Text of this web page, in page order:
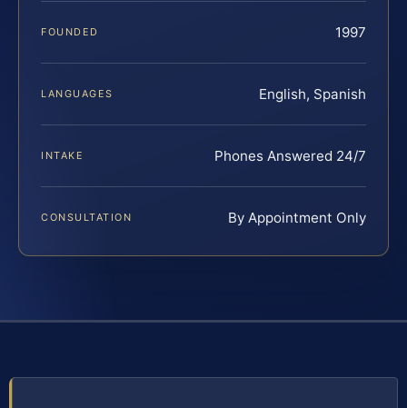
FOUNDED 1997
LANGUAGES English, Spanish
INTAKE Phones Answered 24/7
CONSULTATION By Appointment Only